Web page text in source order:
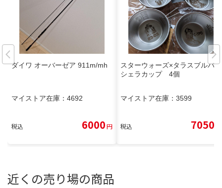
ダイワ オーバーゼア 911m/mh
マイストア在庫： 4692
税込 6000円
スターウォーズ×タラスブルバ
シェラカップ 4個
マイストア在庫： 3599
税込 7050
近くの売り場の商品